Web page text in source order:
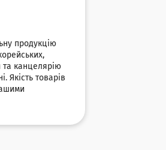
продукцію
та канцелярію
Якість товарів